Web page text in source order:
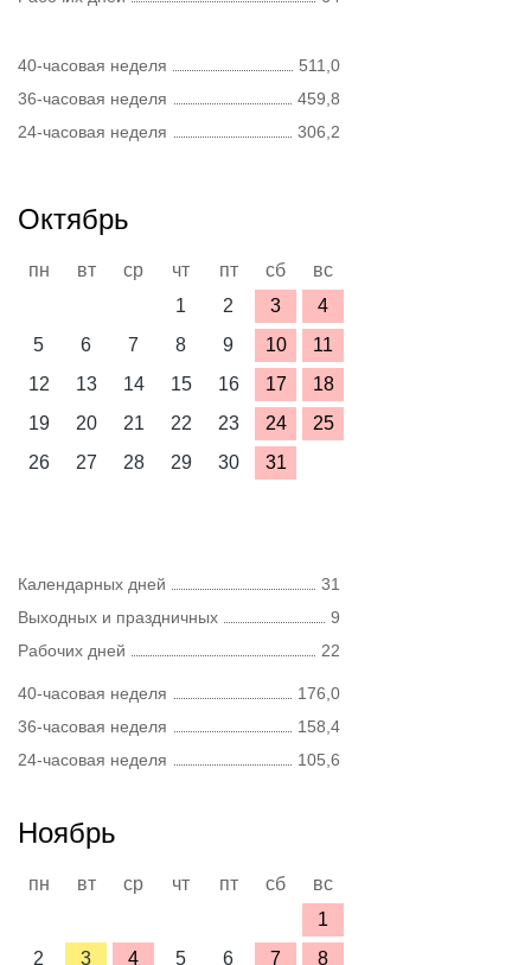
40-часовая неделя
511,0
36-часовая неделя
459,8
24-часовая неделя
306,2
Октябрь
пн вт ср чт пт сб
вс
1
2 3
4
5
6 7 8 9 10
11
12
13 14 15 16 17
18
19
20 21 22 23 24
25
26
27 28 29 30 31
Календарных дней
31
Выходных и праздничных
9
Рабочих дней
22
40-часовая неделя
176,0
36-часовая неделя
158,4
24-часовая неделя
105,6
Ноябрь
пн вт ср чт пт сб
вс
1
2
3 4 5 6 7 8